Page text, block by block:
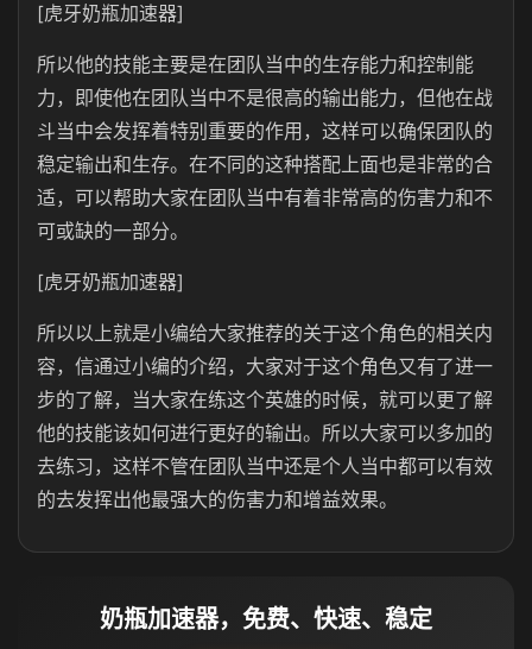
[虎牙奶瓶加速器]
所以他的技能主要是在团队当中的生存能力和控制能
力，即使他在团队当中不是很高的输出能力，但他在战
斗当中会发挥着特别重要的作用，这样可以确保团队的
稳定输出和生存。在不同的这种搭配上面也是非常的合
适，可以帮助大家在团队当中有着非常高的伤害力和不
可或缺的一部分。
[虎牙奶瓶加速器]
所以以上就是小编给大家推荐的关于这个角色的相关内
容，信通过小编的介绍，大家对于这个角色又有了进一
步的了解，当大家在练这个英雄的时候，就可以更了解
他的技能该如何进行更好的输出。所以大家可以多加的
去练习，这样不管在团队当中还是个人当中都可以有效
的去发挥出他最强大的伤害力和增益效果。
奶瓶加速器，免费、快速、稳定